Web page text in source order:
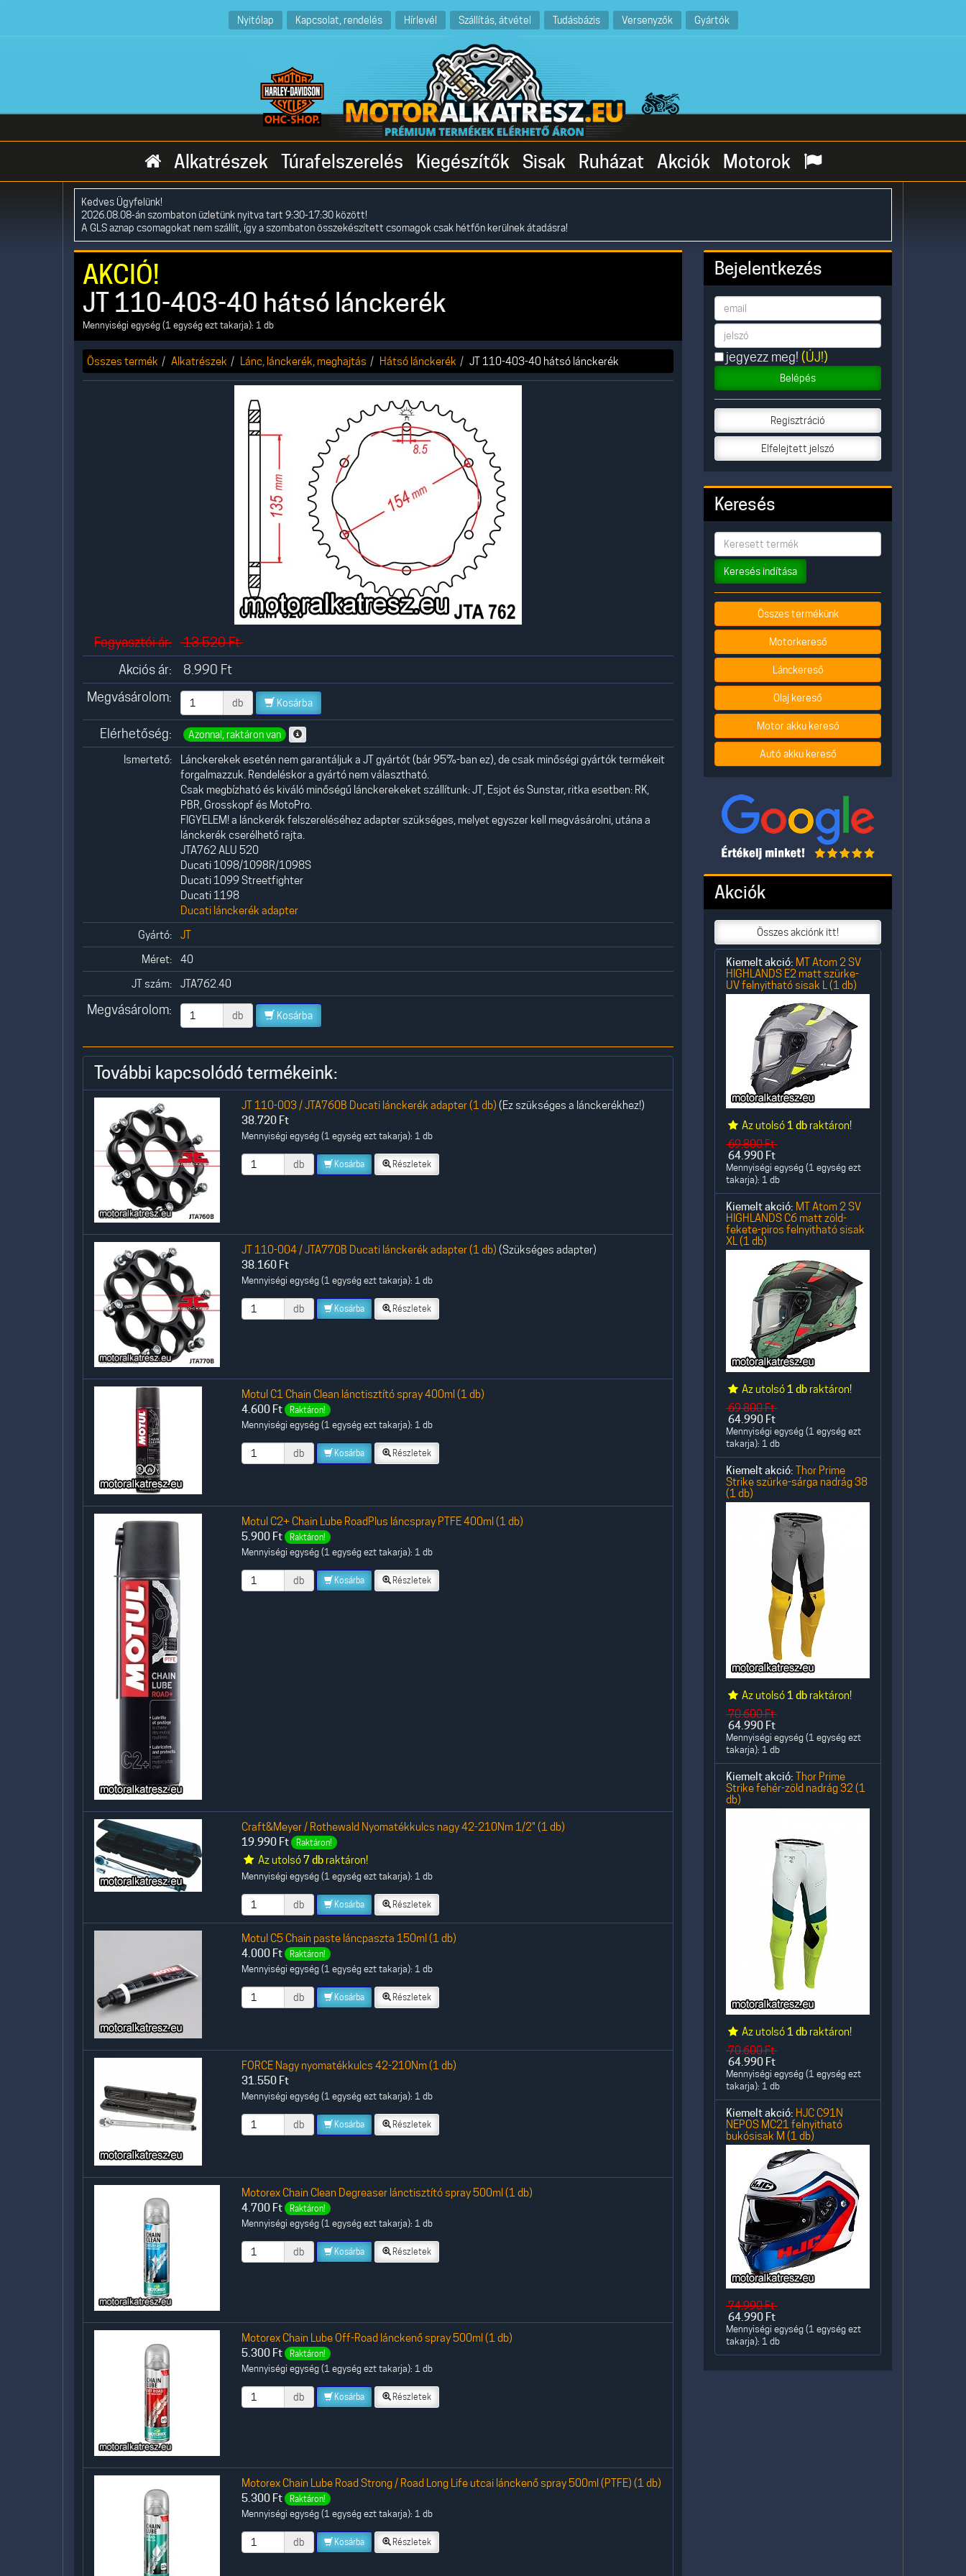
Nyitólap Kapcsolat, rendelés Hírlevél Szállítás, átvétel Tudásbázis Versenyzők Gyártók
Alkatrészek Túrafelszerelés Kiegészítők Sisak Ruházat Akciók Motorok
Kedves Ügyfelünk!
2026.08.08-án szombaton üzletünk nyitva tart 9:30-17:30 között!
A GLS aznap csomagokat nem szállít, így a szombaton összekészített csomagok csak hétfőn kerülnek átadásra!
AKCIÓ!
JT 110-403-40 hátsó lánckerék
Mennyiségi egység (1 egység ezt takarja): 1 db
Összes termék Alkatrészek Lánc, lánckerék, meghajtás Hátsó lánckerék JT 110-403-40 hátsó lánckerék
Fogyasztói ár: 13.520Ft
Akciós ár:
8.990 Ft
Megvásárolom:
db Kosárba
Elérhetőség: Azonnal, raktáron van
Ismertető:
Lánckerekek esetén nem garantáljuk a JT gyártót (bár 95%-ban ez), de csak minőségi gyártók termékeit
forgalmazzuk. Rendeléskor a gyártó nem választható.
Csak megbízható és kiváló minőségű lánckerekeket szállítunk: JT, Esjot és Sunstar, ritka esetben: RK,
PBR, Grosskopf és MotoPro.
FIGYELEM! a lánckerék felszereléséhez adapter szükséges, melyet egyszer kell megvásárolni, utána a
lánckerék cserélhető rajta.
JTA762 ALU 520
Ducati 1098/1098R/1098S
Ducati 1099 Streetfighter
Ducati 1198
Ducati lánckerék adapter
Gyártó:
JT
Méret:
40
JT szám:
JTA762.40
Megvásárolom: db Kosárba
További kapcsolódó termékeink:
JT 110-003 / JTA760B Ducati lánckerék adapter (1 db) (Ez szükséges a lánckerékhez!)
38.720 Ft
Mennyiségi egység (1 egység ezt takarja): 1 db
db Kosárba Részletek
JT 110-004 / JTA770B Ducati lánckerék adapter (1 db) (Szükséges adapter)
38.160 Ft
Mennyiségi egység (1 egység ezt takarja): 1 db
db Kosárba Részletek
Motul C1 Chain Clean lánctisztító spray 400ml (1 db)
4.600 Ft Raktáron!
Mennyiségi egység (1 egység ezt takarja): 1 db
db Kosárba Részletek
Motul C2+ Chain Lube RoadPlus láncspray PTFE 400ml (1 db)
5.900 Ft Raktáron!
Mennyiségi egység (1 egység ezt takarja): 1 db
db Kosárba Részletek
Craft&Meyer / Rothewald Nyomatékkulcs nagy 42-210Nm 1/2" (1 db)
19.990 Ft Raktáron!
Az utolsó7 dbraktáron!
Mennyiségi egység (1 egység ezt takarja): 1 db
db Kosárba Részletek
Motul C5 Chain paste láncpaszta 150ml (1 db)
4.000 Ft Raktáron!
Mennyiségi egység (1 egység ezt takarja): 1 db
db Kosárba Részletek
FORCE Nagy nyomatékkulcs 42-210Nm (1 db)
31.550 Ft
Mennyiségi egység (1 egység ezt takarja): 1 db
db Kosárba Részletek
Motorex Chain Clean Degreaser lánctisztító spray 500ml (1 db)
4.700 Ft Raktáron!
Mennyiségi egység (1 egység ezt takarja): 1 db
db Kosárba Részletek
Motorex Chain Lube Off-Road lánckenő spray 500ml (1 db)
5.300 Ft Raktáron!
Mennyiségi egység (1 egység ezt takarja): 1 db
db Kosárba Részletek
Motorex Chain Lube Road Strong / Road Long Life utcai lánckenő spray 500ml (PTFE) (1 db)
5.300 Ft Raktáron!
Mennyiségi egység (1 egység ezt takarja): 1 db
db Kosárba Részletek
Bejelentkezés
jegyezz meg! (ÚJ!)
Belépés
Regisztráció
Elfelejtett jelszó
Keresés
Keresés indítása
Összes termékünk
Motorkereső
Lánckereső
Olaj kereső
Motor akku kereső
Autó akku kereső
Akciók
Összes akciónk itt!
Kiemelt akció: MT Atom 2 SV
HIGHLANDS E2 matt szürke-
UV felnyitható sisak L (1 db)
Az utolsó 1 db raktáron!
69.800Ft
64.990 Ft
Mennyiségi egység (1 egység ezt
takarja): 1 db
Kiemelt akció: MT Atom 2 SV
HIGHLANDS C6 matt zöld-
fekete-piros felnyitható sisak
XL (1 db)
Az utolsó 1 db raktáron!
69.800Ft
64.990 Ft
Mennyiségi egység (1 egység ezt
takarja): 1 db
Kiemelt akció: Thor Prime
Strike szürke-sárga nadrág 38
(1 db)
Az utolsó 1 db raktáron!
70.600Ft
64.990 Ft
Mennyiségi egység (1 egység ezt
takarja): 1 db
Kiemelt akció: Thor Prime
Strike fehér-zöld nadrág 32 (1
db)
Az utolsó 1 db raktáron!
70.600Ft
64.990 Ft
Mennyiségi egység (1 egység ezt
takarja): 1 db
Kiemelt akció: HJC C91N
NEPOS MC21 felnyitható
bukósisak M (1 db)
74.990Ft
64.990 Ft
Mennyiségi egység (1 egység ezt
takarja): 1 db